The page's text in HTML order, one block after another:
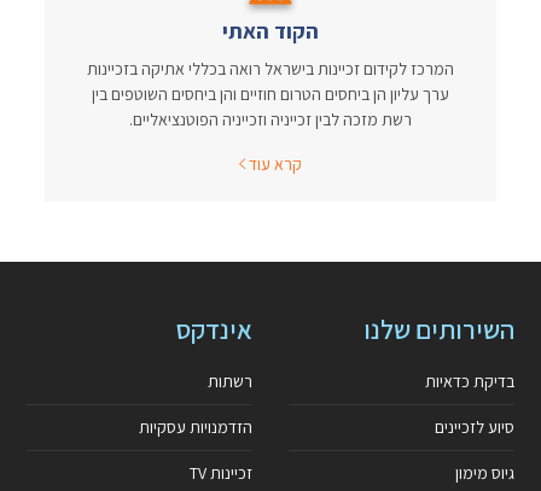
הקוד האתי
המרכז לקידום זכיינות בישראל רואה בכללי אתיקה בזכיינות
ערך עליון הן ביחסים הטרום חוזיים והן ביחסים השוטפים בין
רשת מזכה לבין זכייניה וזכייניה הפוטנציאליים.
קרא עוד
השירותים שלנו
בדיקת כדאיות
סיוע לזכיינים
גיוס מימון
אינדקס
רשתות
הזדמנויות עסקיות
זכיינות TV